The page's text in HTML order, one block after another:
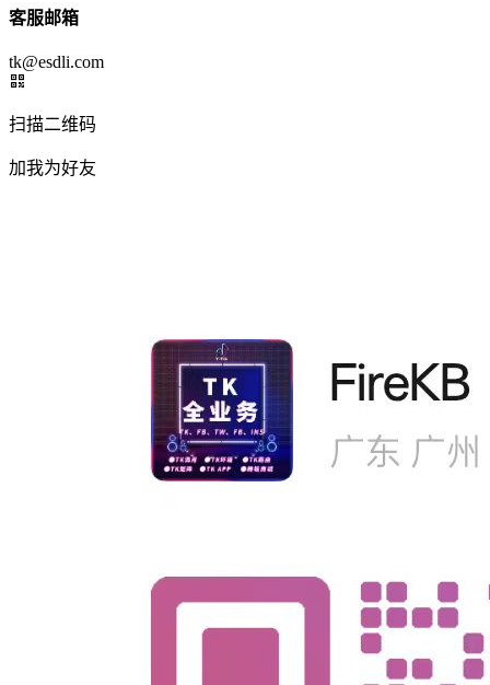
客服邮箱
tk@esdli.com
扫描二维码
加我为好友